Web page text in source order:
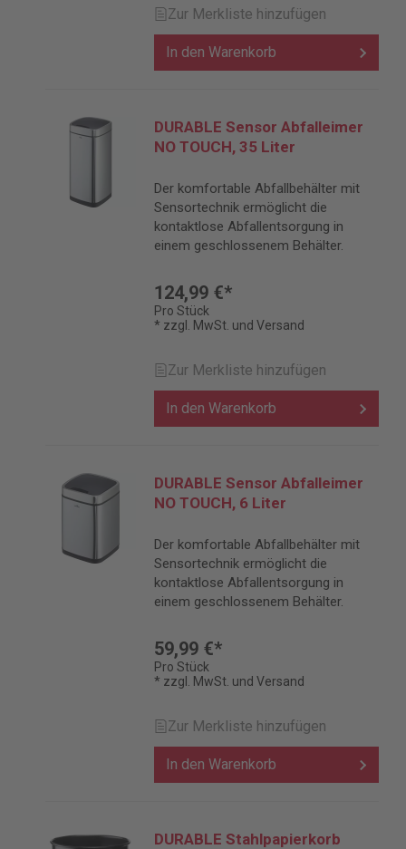
Zur Merkliste hinzufügen
In den Warenkorb
DURABLE Sensor Abfalleimer
NO TOUCH, 35 Liter
Der komfortable Abfallbehälter mit
Sensortechnik ermöglicht die
kontaktlose Abfallentsorgung in
einem geschlossenem Behälter.
124,99 €*
Pro Stück
* zzgl. MwSt. und Versand
Zur Merkliste hinzufügen
In den Warenkorb
DURABLE Sensor Abfalleimer
NO TOUCH, 6 Liter
Der komfortable Abfallbehälter mit
Sensortechnik ermöglicht die
kontaktlose Abfallentsorgung in
einem geschlossenem Behälter.
59,99 €*
Pro Stück
* zzgl. MwSt. und Versand
Zur Merkliste hinzufügen
In den Warenkorb
DURABLE Stahlpapierkorb